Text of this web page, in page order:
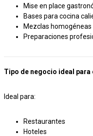
Mise en place
Bases para cocina
Mezclas
Preparaciones
Tipo de negocio ideal para
Ideal para:
Restaurantes
Hoteles